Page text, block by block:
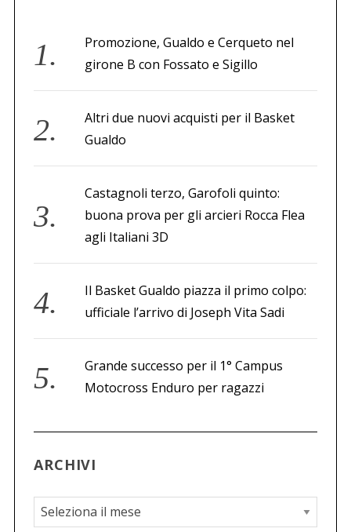
Promozione, Gualdo e Cerqueto nel
girone B con Fossato e Sigillo
Altri due nuovi acquisti per il Basket
Gualdo
Castagnoli terzo, Garofoli quinto:
buona prova per gli arcieri Rocca Flea
agli Italiani 3D
Il Basket Gualdo piazza il primo colpo:
ufficiale l’arrivo di Joseph Vita Sadi
Grande successo per il 1° Campus
Motocross Enduro per ragazzi
ARCHIVI
A